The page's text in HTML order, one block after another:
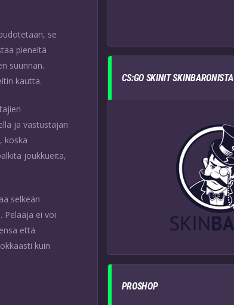
se
pieneltä
suunnan.
kautta.
ja vastustajan
koska
joukkueita,
selkeän
Pelaaja ei voi
että
kuin
CS:GO SKINIT SKINBARONISTA
PROSHOP